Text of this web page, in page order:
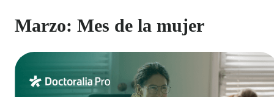
Marzo: Mes de la mujer